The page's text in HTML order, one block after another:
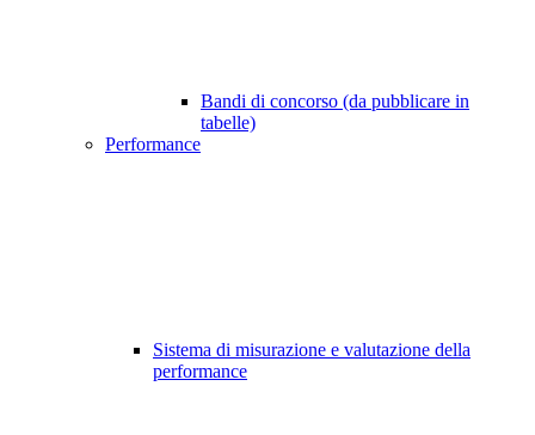
Bandi di concorso (da pubblicare in
tabelle)
Performance
Sistema di misurazione e valutazione della
performance